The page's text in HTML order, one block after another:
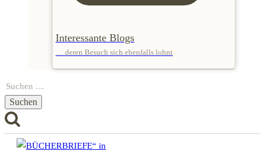
Interessante Blogs
… deren Besuch sich ebenfalls lohnt
Suchen
nach: